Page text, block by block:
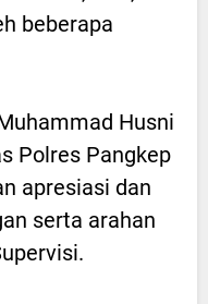
beberapa
Husni
Polres Pangkep
apresiasi dan
serta arahan